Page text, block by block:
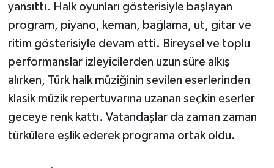
yansıttı. Halk oyunları gösterisiyle başlayan
program, piyano, keman, bağlama, ut, gitar ve
ritim gösterisiyle devam etti. Bireysel ve toplu
performanslar izleyicilerden uzun süre alkış
alırken, Türk halk müziğinin sevilen eserlerinden
klasik müzik repertuvarına uzanan seçkin eserler
geceye renk kattı. Vatandaşlar da zaman zaman
türkülere eşlik ederek programa ortak oldu.